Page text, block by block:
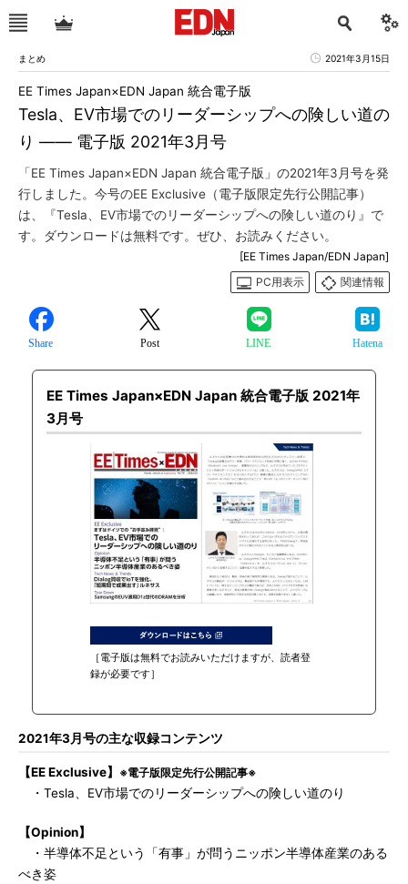
まとめ 2021年3月15日
Tesla、EV市場でのリーダーシップへの険しい道の
り ―― 電子版 2021年3月号
EE Times Japan×EDN Japan 統合電子版
「EE Times Japan×EDN Japan 統合電子版」の2021年3月号を発
行しました。今号のEE Exclusive（電子版限定先行公開記事）
は、『Tesla、EV市場でのリーダーシップへの険しい道のり』で
す。ダウンロードは無料です。ぜひ、お読みください。
[EE Times Japan/EDN Japan]
PC用表示
関連情報
Share Post LINE Hatena
EE Times Japan×EDN Japan 統合電子版 2021年
3月号
［電子版は無料でお読みいただけますが、読者登
録が必要です］
2021年3月号の主な収録コンテンツ
【EE Exclusive】 ※電子版限定先行公開記事※
・Tesla、EV市場でのリーダーシップへの険しい道のり
【Opinion】
・半導体不足という「有事」が問うニッポン半導体産業のある
べき姿